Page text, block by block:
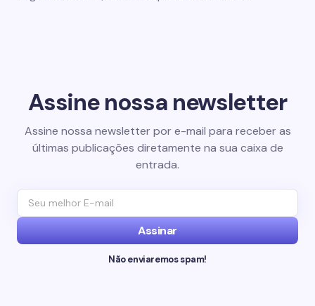
Assine nossa newsletter
Assine nossa newsletter por e-mail para receber as
últimas publicações diretamente na sua caixa de
entrada.
Assinar
Não enviaremos spam!